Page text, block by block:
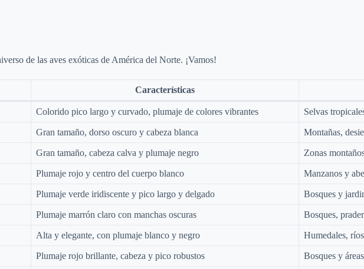
de las aves exóticas de América del Norte. ¡Vamos!
Características
Colorido pico largo y curvado, plumaje de colores vibrantes Selvas
Gran tamaño, dorso oscuro y cabeza blanca Montañas,
Gran tamaño, cabeza calva y plumaje negro Zonas
Plumaje rojo y centro del cuerpo blanco Manzanos y
Plumaje verde iridiscente y pico largo y delgado Bosques y
Plumaje marrón claro con manchas oscuras Bosques,
Alta y elegante, con plumaje blanco y negro Humedales,
Plumaje rojo brillante, cabeza y pico robustos Bosques y